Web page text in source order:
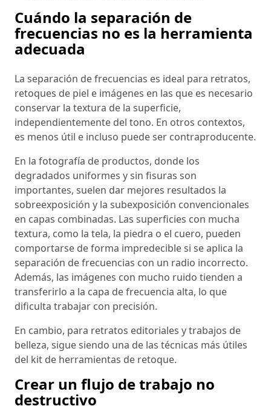
Cuándo la separación de
frecuencias no es la herramienta
adecuada
La separación de frecuencias es ideal para retratos,
retoques de piel e imágenes en las que es necesario
conservar la textura de la superficie,
independientemente del tono. En otros contextos,
es menos útil e incluso puede ser contraproducente.
En la fotografía de productos, donde los
degradados uniformes y sin fisuras son
importantes, suelen dar mejores resultados la
sobreexposición y la subexposición convencionales
en capas combinadas. Las superficies con mucha
textura, como la tela, la piedra o el cuero, pueden
comportarse de forma impredecible si se aplica la
separación de frecuencias con un radio incorrecto.
Además, las imágenes con mucho ruido tienden a
transferirlo a la capa de frecuencia alta, lo que
dificulta trabajar con precisión.
En cambio, para retratos editoriales y trabajos de
belleza, sigue siendo una de las técnicas más útiles
del kit de herramientas de retoque.
Crear un flujo de trabajo no
destructivo